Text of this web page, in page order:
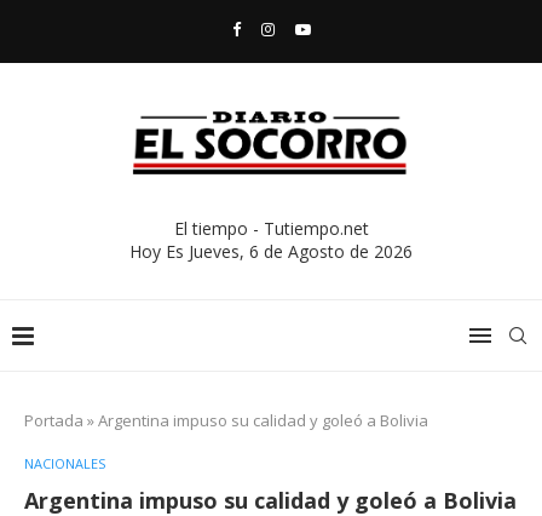
El tiempo - Tutiempo.net
Hoy Es Jueves, 6 de Agosto de 2026
Portada »Argentina impuso su calidad y goleó a Bolivia
NACIONALES
Argentina impuso su calidad y goleó a Bolivia